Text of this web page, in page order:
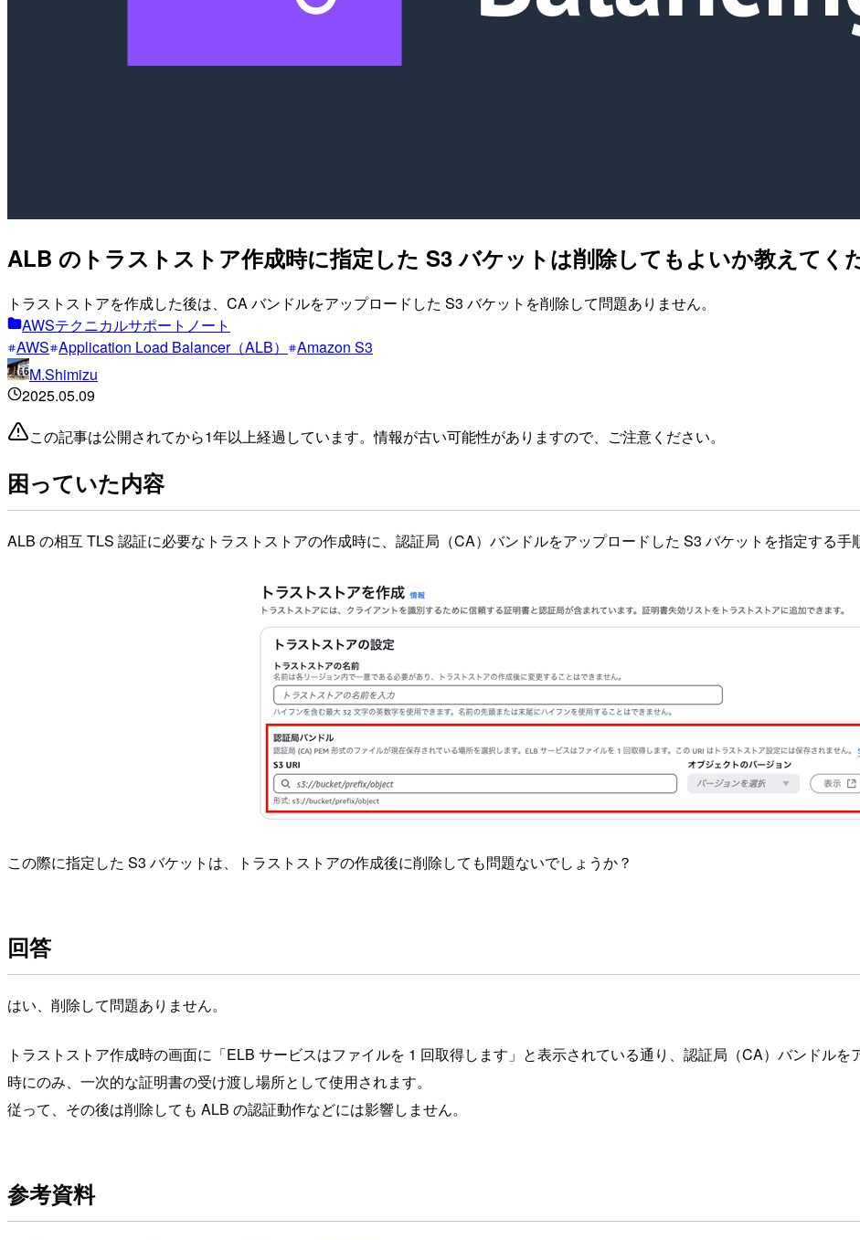
ALB のトラストストア作成時に指定した S3 バケットは削除してもよいか教えてく
トラストストアを作成した後は、CA バンドルをアップロードした S3 バケットを削除して問題ありません。
AWSテクニカルサポートノート
AWS Application Load Balancer（ALB）
Amazon S3
M.Shimizu
2025.05.09
この記事は公開されてから1年以上経過しています。情報が古い可能性がありますので、ご注意ください。
困っていた内容
ALB の相互 TLS 認証に必要なトラストストアの作成時に、認証局（CA）バンドルをアップロードした S3 バケットを指定する手
この際に指定した S3 バケットは、トラストストアの作成後に削除しても問題ないでしょうか？
回答
はい、削除して問題ありません。
トラストストア作成時の画面に「ELB サービスはファイルを 1 回取得します」と表示されている通り、認証局（CA）バンドル
時にのみ、一次的な証明書の受け渡し場所として使用されます。
従って、その後は削除しても ALB の認証動作などには影響しません。
参考資料